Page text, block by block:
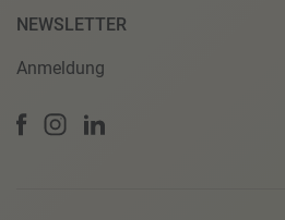
NEWSLETTER
Anmeldung